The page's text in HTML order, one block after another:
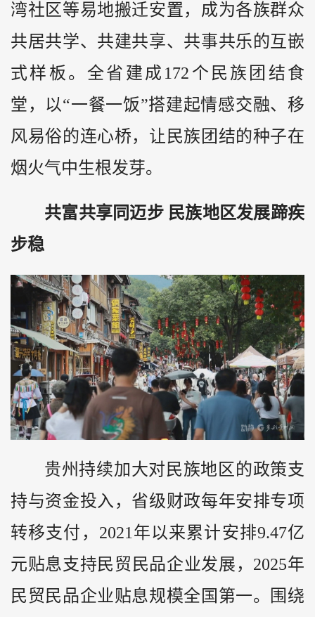
湾社区等易地搬迁安置，成为各族群众
共居共学、共建共享、共事共乐的互嵌
式样板。全省建成172个民族团结食
堂，以“一餐一饭”搭建起情感交融、移
风易俗的连心桥，让民族团结的种子在
烟火气中生根发芽。
共富共享同迈步 民族地区发展蹄疾
步稳
贵州持续加大对民族地区的政策支
持与资金投入，省级财政每年安排专项
转移支付，2021年以来累计安排9.47亿
元贴息支持民贸民品企业发展，2025年
民贸民品企业贴息规模全国第一。围绕